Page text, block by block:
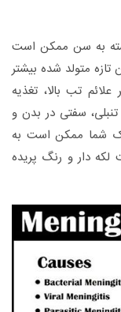
به سن ممکن است
تازه متولد شده بیشتر
تب بالا، تغذیه
سفتی در بدن و
شما ممکن است به
دار و رنگ پریده